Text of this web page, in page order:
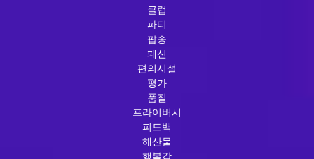
클럽
파티
팝송
패션
편의시설
평가
품질
프라이버시
피드백
해산물
행복감